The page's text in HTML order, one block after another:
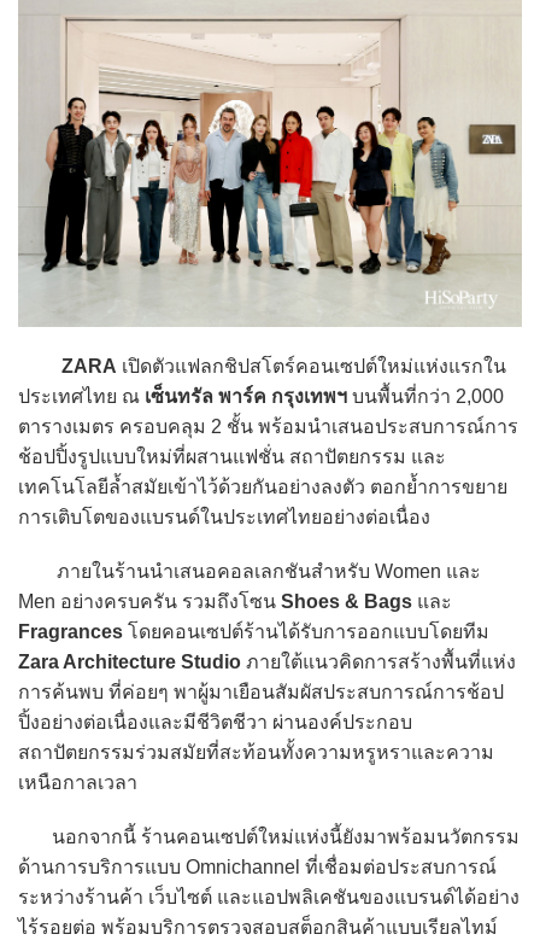
ZARA เปิดตัวแฟลกชิปสโตร์คอนเซปต์ใหม่แห่งแรกใน
ประเทศไทย ณ เซ็นทรัล พาร์ค กรุงเทพฯ บนพื้นที่กว่า 2,000
ตารางเมตร ครอบคลุม 2 ชั้น พร้อมนำเสนอประสบการณ์การ
ช้อปปิ้งรูปแบบใหม่ที่ผสานแฟชั่น สถาปัตยกรรม และ
เทคโนโลยีล้ำสมัยเข้าไว้ด้วยกันอย่างลงตัว ตอกย้ำการขยาย
การเติบโตของแบรนด์ในประเทศไทยอย่างต่อเนื่อง
ภายในร้านนำเสนอคอลเลกชันสำหรับ Women และ
Men อย่างครบครัน รวมถึงโซน Shoes & Bags และ
Fragrances โดยคอนเซปต์ร้านได้รับการออกแบบโดยทีม
Zara Architecture Studio ภายใต้แนวคิดการสร้างพื้นที่แห่ง
การค้นพบ ที่ค่อยๆ พาผู้มาเยือนสัมผัสประสบการณ์การช้อป
ปิ้งอย่างต่อเนื่องและมีชีวิตชีวา ผ่านองค์ประกอบ
สถาปัตยกรรมร่วมสมัยที่สะท้อนทั้งความหรูหราและความ
เหนือกาลเวลา
นอกจากนี้ ร้านคอนเซปต์ใหม่แห่งนี้ยังมาพร้อมนวัตกรรม
ด้านการบริการแบบ Omnichannel ที่เชื่อมต่อประสบการณ์
ระหว่างร้านค้า เว็บไซต์ และแอปพลิเคชันของแบรนด์ได้อย่าง
ไร้รอยต่อ พร้อมบริการตรวจสอบสต็อกสินค้าแบบเรียลไทม์